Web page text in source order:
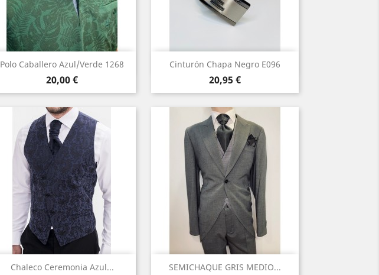
Polo Caballero Azul/Verde 1268
Precio
20,00 €
Vista rápida
AzulVerde
Cinturón Chapa Negro E096
Precio
20,95 €
 Vista rápida
Chaleco Ceremonia Azul...
Vista rápida SEMICHAQUE GRIS MEDIO...
Vista rápida